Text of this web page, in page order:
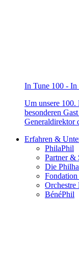
In Tune 100 - In
Um unsere 100.
besonderen
Generaldirektor
Erfahren &
PhilaPhil
Partner &
Die
Orchestre
BénéPhil